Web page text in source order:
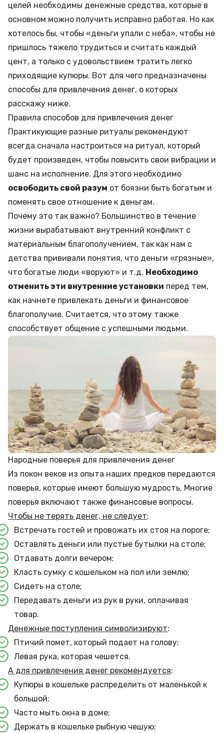
целей необходимы денежные средства, которые в
основном можно получить исправно работая. Но как
хотелось бы, чтобы «деньги упали с неба», чтобы не
пришлось тяжело трудиться и считать каждый
цент, а только с удовольствием тратить легко
приходящие купюры. Вот для чего предназначены
способы для привлечения денег, о которых
расскажу ниже.
Правила способов для привлечения денег
Практикующие разные ритуалы рекомендуют
всегда сначала настроиться на ритуал, который
будет произведен, чтобы повысить свои вибрации и
шанс на исполнение. Для этого необходимо
освободить свой разум от боязни быть богатым и
поменять свое отношение к деньгам.
Почему это так важно? Большинство в течение
жизни вырабатывают внутренний конфликт с
материальным благополучением, так как нам с
детства прививали понятия, что деньги «грязные»,
что богатые люди «воруют» и т.д. Необходимо
отменить эти внутренние установки перед тем,
как начнете привлекать деньги и финансовое
благополучие. Считается, что этому также
способствует общение с успешными людьми.
Народные поверья для привлечения денег
Из покон веков из опыта наших предков передаются
поверья, которые имеют большую мудрость. Многие
поверья включают также финансовые вопросы.
Чтобы не терять денег, не следует:
Встречать гостей и провожать их стоя на пороге;
Оставлять деньги или пустые бутылки на столе;
Отдавать долги вечером;
Класть сумку с кошельком на пол или землю;
Сидеть на столе;
Передавать деньги из рук в руки, оплачивая
товар.
Денежные поступления символизируют:
Птичий помет, который подает на голову;
Левая рука, которая чешется.
А для привлечения денег рекомендуется:
Купюры в кошельке распределить от маленькой к
большой;
Часто мыть окна в доме;
Держать в кошельке рыбную чешую;